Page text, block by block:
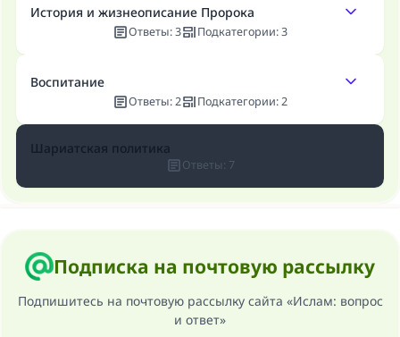
История и жизнеописание Пророка
Ответы:3 Подкатегории:3
Воспитание
Ответы:2 Подкатегории:2
Шариатская политика
Ответы : 7
Подписка на почтовую рассылку
Подпишитесь на почтовую рассылку сайта «Ислам: вопрос
и ответ»
(МУСЛИМ, № 1893).